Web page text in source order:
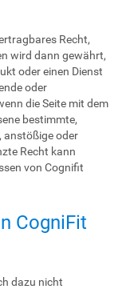
Recht,
wird dann gewährt,
oder einen Dienst
oder
die Seite mit dem
bestimmte,
anstößige oder
Recht kann
von Cognifit
CogniFit
dazu nicht